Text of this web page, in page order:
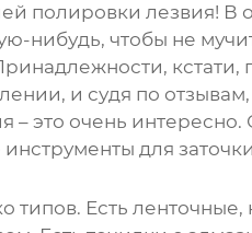
полировки лезвия!
нибудь, чтобы не
кстати,
и судя по
это очень
для
типов. Есть